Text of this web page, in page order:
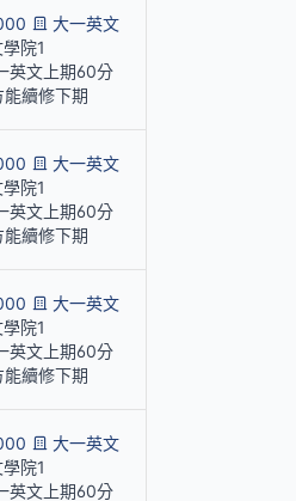
大一英文
院1
英文上期60分
能續修下期
大一英文
院1
英文上期60分
能續修下期
大一英文
院1
英文上期60分
能續修下期
大一英文
院1
英文上期60分